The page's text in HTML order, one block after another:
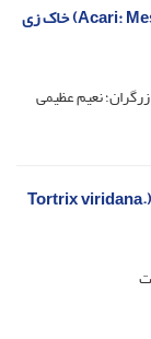
تنوع گونه ای کنه های میان استیگمای (Acari: Mesostigmata) خاک زی
نعیم عظیمی
بررسی شاخص های تغذیه ای پروانه جوانه خوار بلوط (.Tortrix viridana